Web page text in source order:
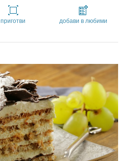
приготви добави в любими